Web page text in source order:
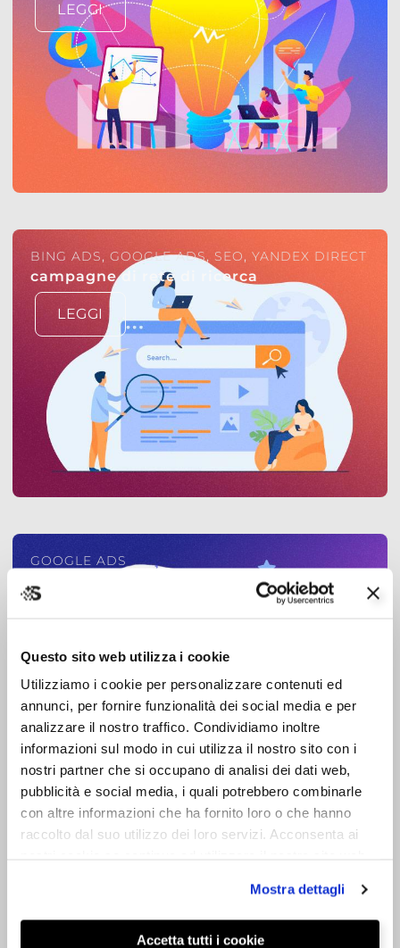
Questo sito web utilizza i cookie
Utilizziamo i cookie per personalizzare contenuti ed
annunci, per fornire funzionalità dei social media e per
analizzare il nostro traffico. Condividiamo inoltre
informazioni sul modo in cui utilizza il nostro sito con i
nostri partner che si occupano di analisi dei dati web,
pubblicità e social media, i quali potrebbero combinarle
con altre informazioni che ha fornito loro o che hanno
raccolto dal suo utilizzo dei loro servizi. Acconsenta ai
Mostra dettagli
Accetta tutti i cookie
LEGGI
BING ADS, GOOGLE ADS, SEO, YANDEX DIRECT
campagne di rete di ricerca
LEGGI
GOOGLE ADS
LEGGI